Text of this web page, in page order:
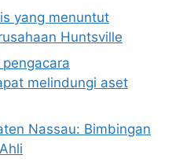
yang menuntut
Huntsville
melindungi aset
Nassau: Bimbingan